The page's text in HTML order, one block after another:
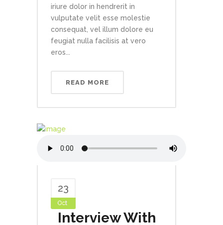
iriure dolor in hendrerit in
vulputate velit esse molestie
consequat, vel illum dolore eu
feugiat nulla facilisis at vero
eros...
READ MORE
23
Oct
Interview With